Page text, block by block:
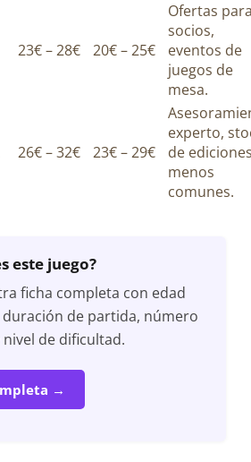
23€ – 28€ 20€ – 25€
Ofertas
socios,
eventos de
juegos de
mesa.
26€ – 32€ 23€ – 29€
experto,
de
menos
comunes.
este juego?
ficha completa con edad
de partida, número
de dificultad.
→